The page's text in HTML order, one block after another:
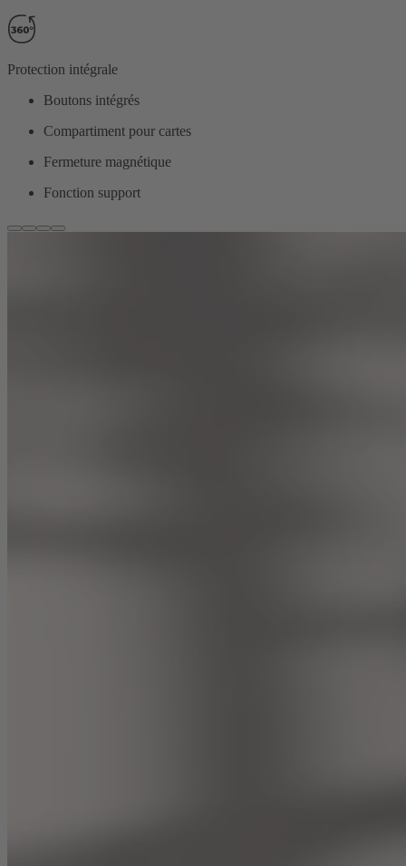
Protection intégrale
Boutons intégrés
Compartiment pour cartes
Fermeture magnétique
Fonction support